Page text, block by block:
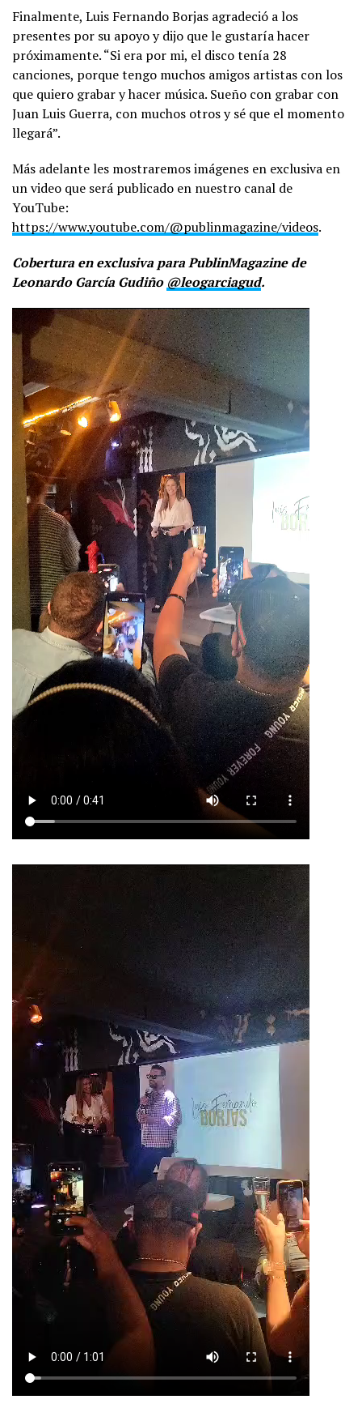
Finalmente, Luis Fernando Borjas agradeció a los
presentes por su apoyo y dijo que le gustaría hacer
próximamente. “Si era por mi, el disco tenía 28
canciones, porque tengo muchos amigos artistas con los
que quiero grabar y hacer música. Sueño con grabar con
Juan Luis Guerra, con muchos otros y sé que el momento
llegará”.
Más adelante les mostraremos imágenes en exclusiva en
un video que será publicado en nuestro canal de
YouTube:
https://www.youtube.com/@publinmagazine/videos.
Cobertura en exclusiva para PublinMagazine de
Leonardo García Gudiño @leogarciagud.